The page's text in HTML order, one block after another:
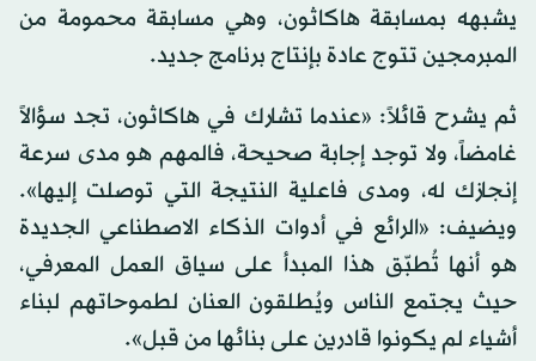
يشبهه بمسابقة هاكاثون، وهي مسابقة محمومة من
المبرمجين تتوج عادة بإنتاج برنامج جديد.
ثم يشرح قائلاً: «عندما تشارك في هاكاثون، تجد سؤالاً
غامضاً، ولا توجد إجابة صحيحة، فالمهم هو مدى سرعة
إنجازك له، ومدى فاعلية النتيجة التي توصلت إليها».
ويضيف: «الرائع في أدوات الذكاء الاصطناعي الجديدة
هو أنها تُطبّق هذا المبدأ على سياق العمل المعرفي،
حيث يجتمع الناس ويُطلقون العنان لطموحاتهم لبناء
أشياء لم يكونوا قادرين على بنائها من قبل».